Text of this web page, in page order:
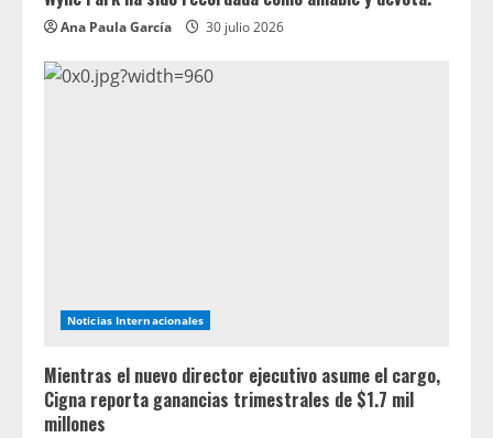
Ana Paula García 30 julio 2026
Noticias Internacionales
Mientras el nuevo director ejecutivo asume el cargo,
Cigna reporta ganancias trimestrales de $1.7 mil
millones